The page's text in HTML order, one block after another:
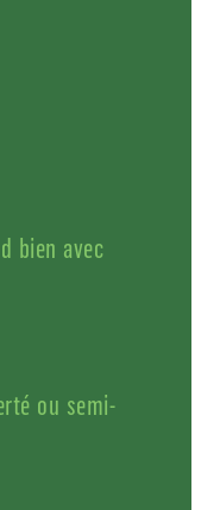
bien avec
ou semi-